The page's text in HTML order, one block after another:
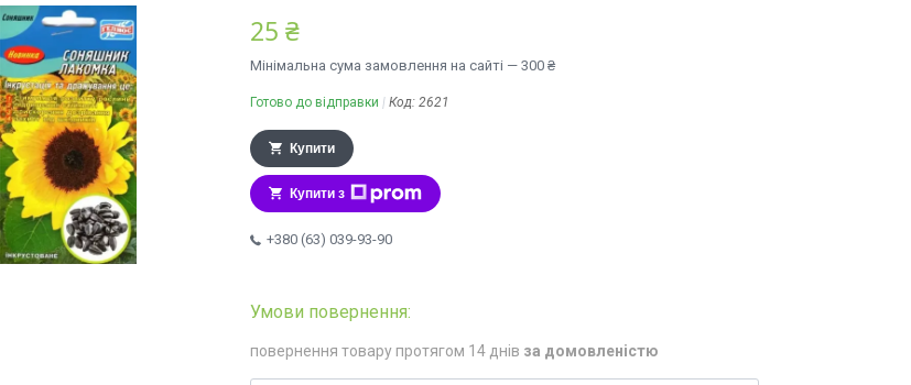
25 ₴
Мінімальна сума замовлення на сайті — 300 ₴
Готово до відправки Код: 2621
Купити
Купити з
+380 (63) 039-93-90
повернення товару протягом 14 днів за домовленістю